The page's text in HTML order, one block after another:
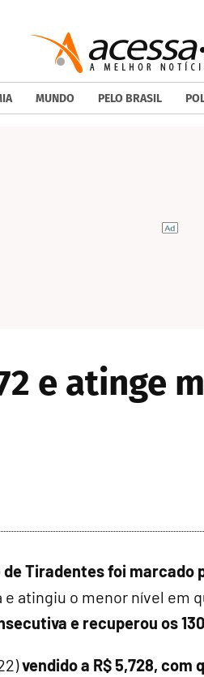
MUNDO PELO BRASIL
e atinge
Tiradentes foi marcado
e atingiu o menor nível em
e recuperou os
vendido a R$ 5,728, com